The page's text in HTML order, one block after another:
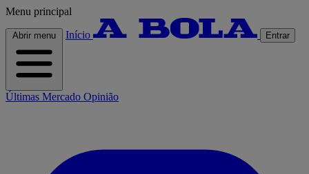
Menu principal
Abrir menu Início Entrar
Últimas Mercado Opinião